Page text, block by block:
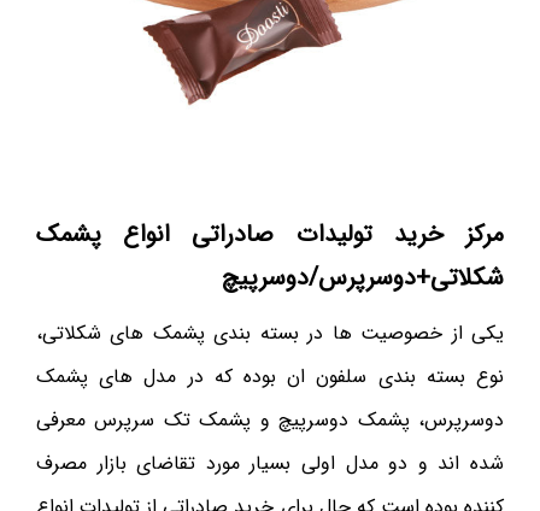
مرکز خرید تولیدات صادراتی انواع پشمک
شکلاتی+دوسرپرس/دوسرپیچ
یکی از خصوصیت ها در بسته بندی پشمک های شکلاتی،
نوع بسته بندی سلفون ان بوده که در مدل های پشمک
دوسرپرس، پشمک دوسرپیچ و پشمک تک سرپرس معرفی
شده اند و دو مدل اولی بسیار مورد تقاضای بازار مصرف